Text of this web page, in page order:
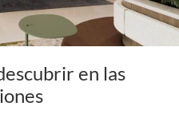
en las